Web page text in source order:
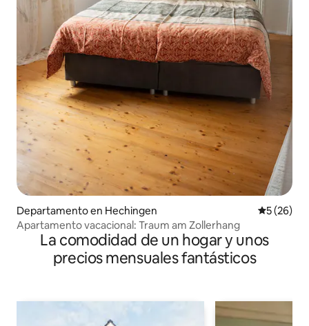
Departamento en Hechingen
5 (26)
Apartamento vacacional: Traum am Zollerhang
La comodidad de un hogar y unos
precios mensuales fantásticos